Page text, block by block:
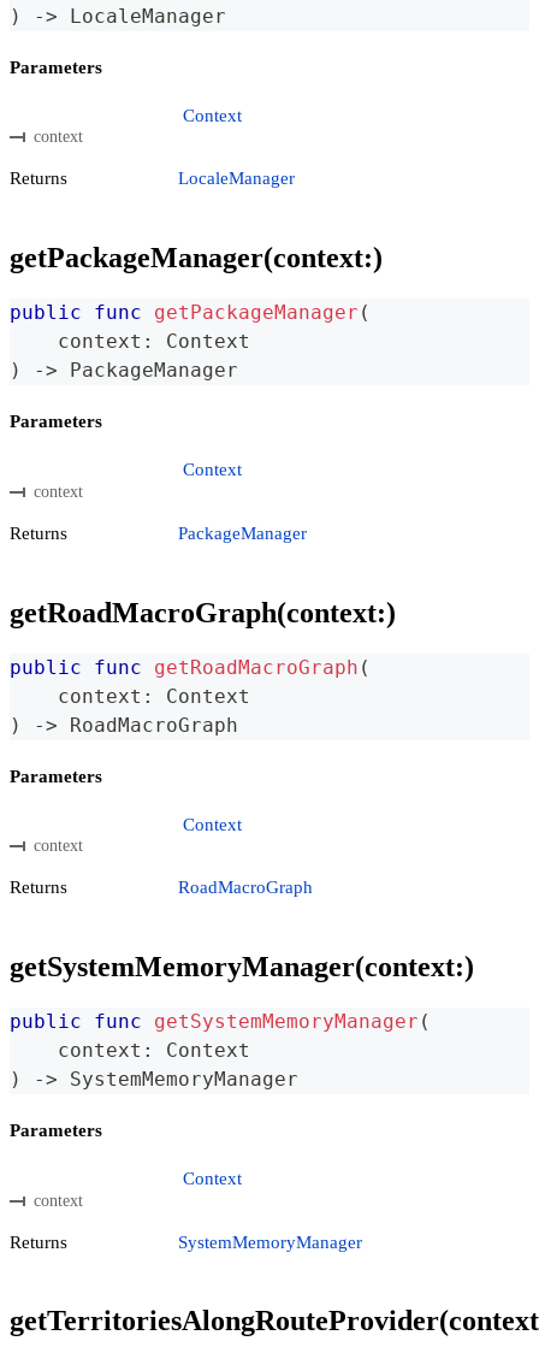
)
-> LocaleManager
Parameters
context
Context
Returns LocaleManager
getPackageManager(context:)
public func getPackageManager (
    context
:
Context
)
-> PackageManager
Parameters
context
Context
Returns PackageManager
getRoadMacroGraph(context:)
public func getRoadMacroGraph (
    context
:
Context
)
-> RoadMacroGraph
Parameters
context
Context
Returns RoadMacroGraph
getSystemMemoryManager(context:)
public func getSystemMemoryManager (
    context
:
Context
)
-> SystemMemoryManager
Parameters
context
Context
Returns SystemMemoryManager